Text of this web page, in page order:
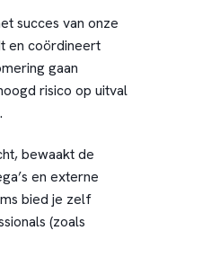
succes van onze
en coördineert
gaan
risico op uitval
bewaakt de
en externe
bied je zelf
(zoals